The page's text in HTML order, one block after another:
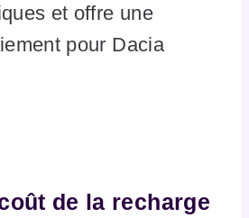
et offre une
pour Dacia
de la recharge